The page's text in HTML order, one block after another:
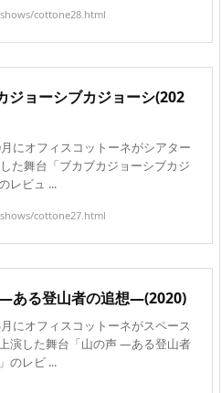
cottone28.html
ジョーシブカジョーシ(202
にオフィスコットーネがシアター
た舞台「ブカブカジョーシブカジ
レビュ ...
cottone27.html
ある登山者の追想—(2020)
にオフィスコットーネがスペース
演した舞台「山の声 —ある登山者
のレビ ...